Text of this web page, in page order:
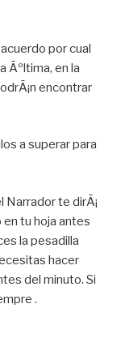
por cual
Ãºltima, en la
encontrar
a superar para
Narrador te dirÃ¡
tu hoja antes
la pesadilla
hacer
del minuto. Si
.